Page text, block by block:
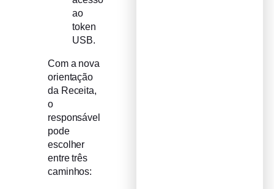
ao
token
USB.
Com a nova
orientação
da Receita,
o
responsável
pode
escolher
entre três
caminhos: